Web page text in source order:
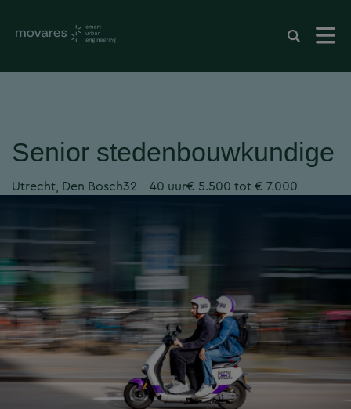
Senior stedenbouwkundige
Utrecht, Den Bosch32 - 40 uur€ 5.500 tot € 7.000